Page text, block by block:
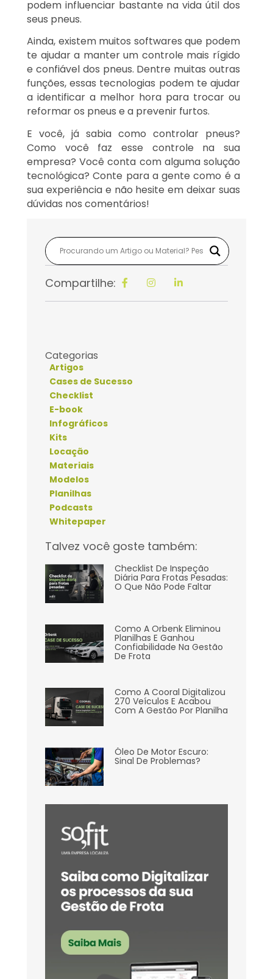
podem influenciar bastante na vida útil dos
seus pneus.
Ainda, existem muitos softwares que podem
te ajudar a manter um controle mais rígido
e confiável dos pneus. Dentre muitas outras
funções, essas tecnologias podem te ajudar
a identificar a melhor hora para trocar ou
reformar os pneus e a prevenir furtos.
E você, já sabia como controlar pneus?
Como você faz esse controle na sua
empresa? Você conta com alguma solução
tecnológica? Conte para a gente como é a
sua experiência e não hesite em deixar suas
dúvidas nos comentários!
Compartilhe:
Categorias
Artigos
Cases de Sucesso
Checklist
E-book
Infográficos
Kits
Locação
Materiais
Modelos
Planilhas
Podcasts
Whitepaper
Talvez você goste também:
Checklist De Inspeção
Diária Para Frotas Pesadas:
O Que Não Pode Faltar
Como A Orbenk Eliminou
Planilhas E Ganhou
Confiabilidade Na Gestão
De Frota
Como A Cooral Digitalizou
270 Veículos E Acabou
Com A Gestão Por Planilha
Óleo De Motor Escuro:
Sinal De Problemas?